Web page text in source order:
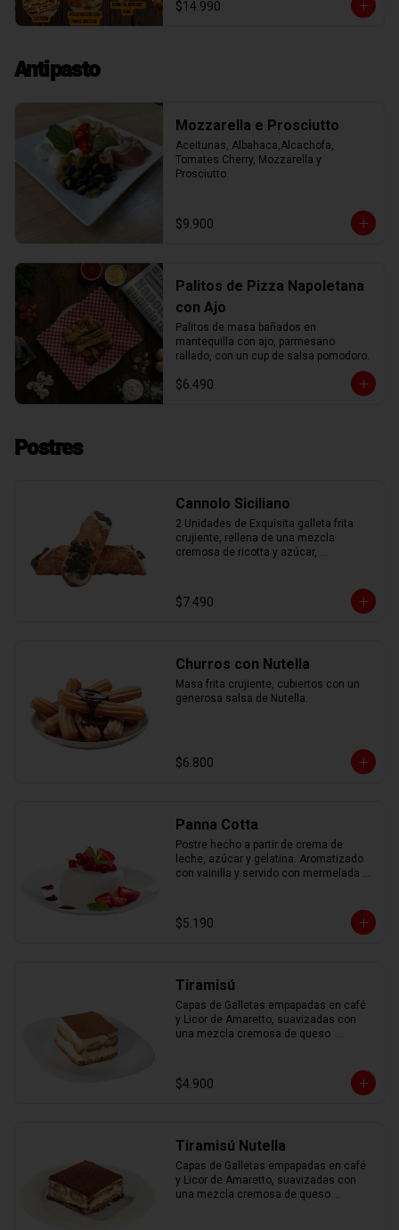
rica berenjena rellena de mozzarella.
+56987888867
Para retiro
$14.990
Antipasto
Mozzarella e Prosciutto
Aceitunas, Albahaca,Alcachofa,
Tomates Cherry, Mozzarella y
Prosciutto.
$9.900
Palitos de Pizza Napoletana
con Ajo
Palitos de masa bañados en
mantequilla con ajo, parmesano
rallado, con un cup de salsa pomodoro.
$6.490
Postres
Cannolo Siciliano
2 Unidades de Exquisita galleta frita
crujiente, rellena de una mezcla
cremosa de ricotta y azúcar,
$7.490
Churros con Nutella
Masa frita crujiente, cubiertos con un
generosa salsa de Nutella.
$6.800
Panna Cotta
Postre hecho a partir de crema de
leche, azúcar y gelatina. Aromatizado
con vainilla y servido con mermelada
$5.190
Tiramisú
Capas de Galletas empapadas en café
y Licor de Amaretto, suavizadas con
una mezcla cremosa de queso
$4.900
Tiramisú Nutella
Capas de Galletas empapadas en café
y Licor de Amaretto, suavizadas con
una mezcla cremosa de queso